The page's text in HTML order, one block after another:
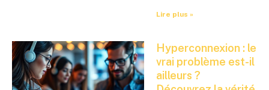
Lire plus »
Hyperconnexion : le
vrai problème est-il
ailleurs ?